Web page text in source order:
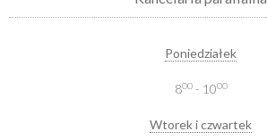
Poniedziałek
800- 1000
Wtorek i czwartek